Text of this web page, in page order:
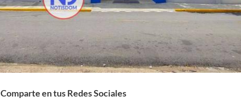
Comparte en tus Redes Sociales